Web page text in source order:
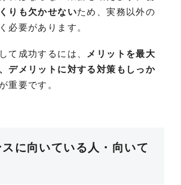
りも欠かせないため、実務以外の
必要があります。
て成功するには、
メリットを最大
デメリットに対する対策もしっか
重要です。
に向いている人・向いて